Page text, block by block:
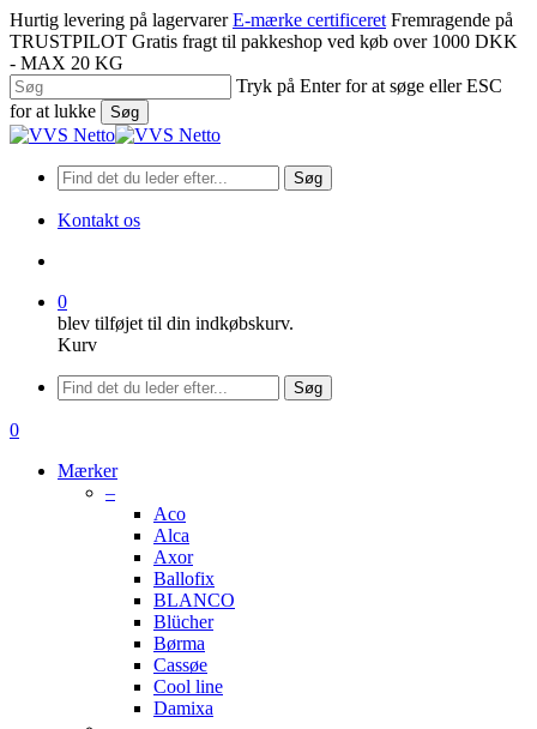
Spring
til
hovedindhold
Hurtig levering på lagervarer E-mærke certificeret Fremragende på
TRUSTPILOT Gratis fragt til pakkeshop ved køb over 1000 DKK
- MAX 20 KG
Tryk på Enter for at søge eller ESC
for at lukke
Søg
Luk
Søg
Kontakt os
0
blev tilføjet til din indkøbskurv.
Kurv
Menu
Søg
søge
0
Mærker
–
Aco
Alca
Axor
Ballofix
BLANCO
Blücher
Børma
Cassøe
Cool line
Damixa